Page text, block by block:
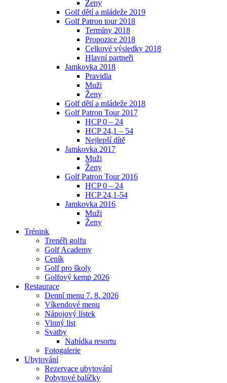
Ženy
Golf dětí a mládeže 2019
Golf Patron tour 2018
Termíny 2018
Propozice 2018
Celkové výsledky 2018
Hlavní partneři
Jamkovka 2018
Pravidla
Muži
Ženy
Golf dětí a mládeže 2018
Golf Patron Tour 2017
HCP 0 – 24
HCP 24,1 – 54
Nejlepší dítě
Jamkovka 2017
Muži
Ženy
Golf Patron Tour 2016
HCP 0 – 24
HCP 24,1-54
Jamkovka 2016
Muži
Ženy
Trénink
Trenéři golfu
Golf Academy
Ceník
Golf pro školy
Golfový kemp 2026
Restaurace
Denní menu 7. 8. 2026
Víkendové menu
Nápojový lístek
Vinný list
Svatby
Nabídka resortu
Fotogalerie
Ubytování
Rezervace ubytování
Pobytové balíčky